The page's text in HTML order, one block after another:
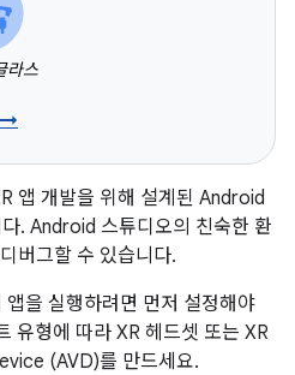
라스
→
앱 개발을 위해 설계된 Android
. Android 스튜디오의 친숙한 환
버그할 수 있습니다.
을 실행하려면 먼저 설정해야
유형에 따라 XR 헤드셋 또는 XR
(AVD)를 만드세요.